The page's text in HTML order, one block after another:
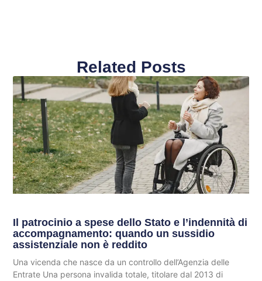
Related Posts
Il patrocinio a spese dello Stato e l’indennità di
accompagnamento: quando un sussidio
assistenziale non è reddito
Una vicenda che nasce da un controllo dell’Agenzia delle
Entrate Una persona invalida totale, titolare dal 2013 di